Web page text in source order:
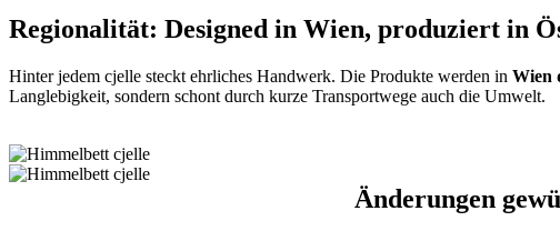
Regionalität: Designed in Wien, produziert in
Hinter jedem cjelle steckt ehrliches Handwerk. Die Produkte werden in Wien
Langlebigkeit, sondern schont durch kurze Transportwege auch die Umwelt.
Änderungen